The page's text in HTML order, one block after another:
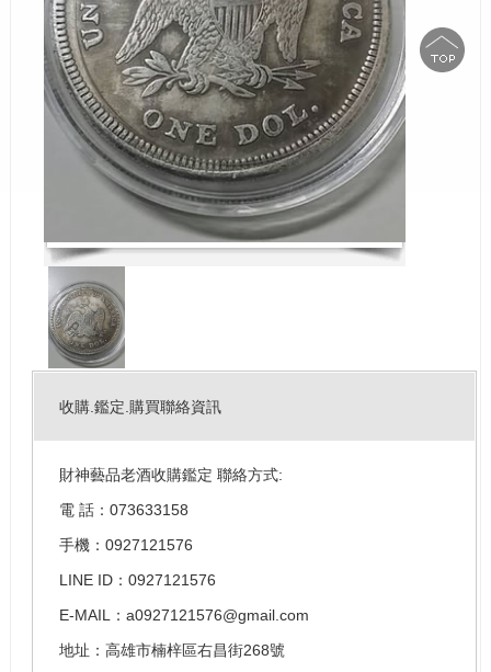
收購.鑑定.購買聯絡資訊
財神藝品老酒收購鑑定 聯絡方式:
電 話：073633158
手機：0927121576
LINE ID：0927121576
E-MAIL：a0927121576@gmail.com
地址：高雄市楠梓區右昌街268號